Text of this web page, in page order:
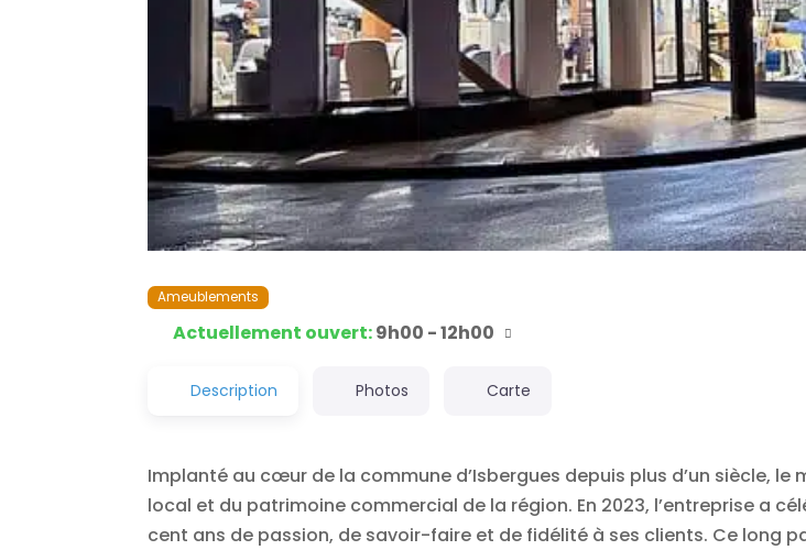
Ameublements
Actuellement ouvert:9h00 - 12h00
Description Photos Carte
Implanté au cœur de la commune d’Isbergues depuis plus d’un siècle,
local et du patrimoine commercial de la région. En 2023, l’entreprise a
cent ans de passion, de savoir-faire et de fidélité à ses clients. Ce long